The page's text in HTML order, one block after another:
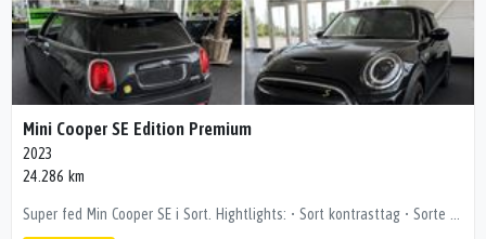
Mini Cooper SE Edition Premium
2023
24.286 km